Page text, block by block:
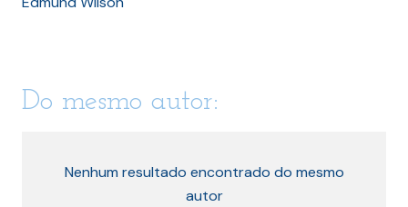
Do mesmo autor:
Nenhum resultado encontrado do mesmo
autor